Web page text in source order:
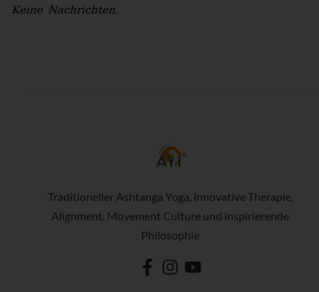
Keine Nachrichten.
Traditioneller Ashtanga Yoga, innovative Therapie,
Alignment, Movement Culture und inspirierende
Philosophie